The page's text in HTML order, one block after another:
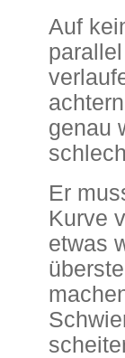
Auf
genau
Er
Kurve
etwas